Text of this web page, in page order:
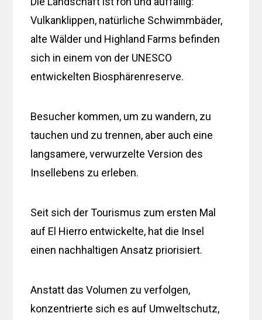
Vulkanklippen, natürliche Schwimmbäder,
alte Wälder und Highland Farms befinden
sich in einem von der UNESCO
entwickelten Biosphärenreserve.
Besucher kommen, um zu wandern, zu
tauchen und zu trennen, aber auch eine
langsamere, verwurzelte Version des
Insellebens zu erleben.
Seit sich der Tourismus zum ersten Mal
auf El Hierro entwickelte, hat die Insel
einen nachhaltigen Ansatz priorisiert.
Anstatt das Volumen zu verfolgen,
konzentrierte sich es auf Umweltschutz,